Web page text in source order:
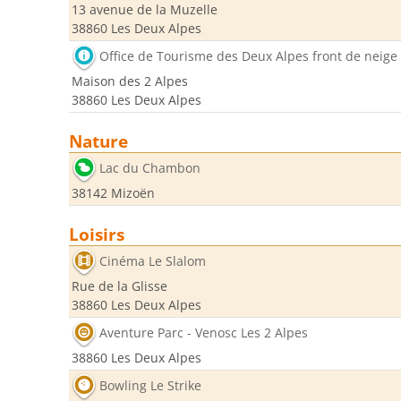
13 avenue de la Muzelle
38860 Les Deux Alpes
Office de Tourisme des Deux Alpes front de neige
Maison des 2 Alpes
38860 Les Deux Alpes
Nature
Lac du Chambon
38142 Mizoën
Loisirs
Cinéma Le Slalom
Rue de la Glisse
38860 Les Deux Alpes
Aventure Parc - Venosc Les 2 Alpes
38860 Les Deux Alpes
Bowling Le Strike